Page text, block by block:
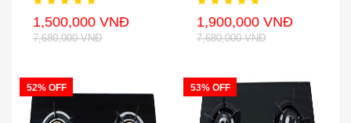
1,500,000 VNĐ
7,680,000 VNĐ
1,900,000 VNĐ
7,680,000 VNĐ
52% OFF 53% OFF